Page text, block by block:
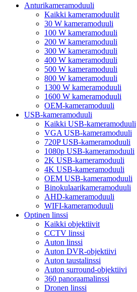
Anturikameramoduuli
Kaikki kameramoduulit
30 W kameramoduuli
100 W kameramoduuli
200 W kameramoduuli
300 W kameramoduuli
400 W kameramoduuli
500 W kameramoduuli
800 W kameramoduuli
1300 W kameramoduuli
1600 W kameramoduuli
OEM-kameramoduuli
USB-kameramoduuli
Kaikki USB-kameramoduuli
VGA USB-kameramoduuli
720P USB-kameramoduuli
1080p USB-kameramoduuli
2K USB-kameramoduuli
4K USB-kameramoduuli
OEM USB-kameramoduuli
Binokulaarikameramoduuli
AHD-kameramoduuli
WIFI-kameramoduuli
Optinen linssi
Kaikki objektiivit
CCTV linssi
Auton linssi
Auton DVR-objektiivi
Auton taustalinssi
Auton surround-objektiivi
360 panoraamalinssi
Dronen linssi